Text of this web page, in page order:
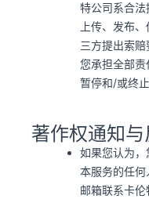
特公司系合
上传、发布
三方提出索
您承担全部责
暂停和/或终止
著作权通知与
如果您认为
本服务的任
邮箱联系卡